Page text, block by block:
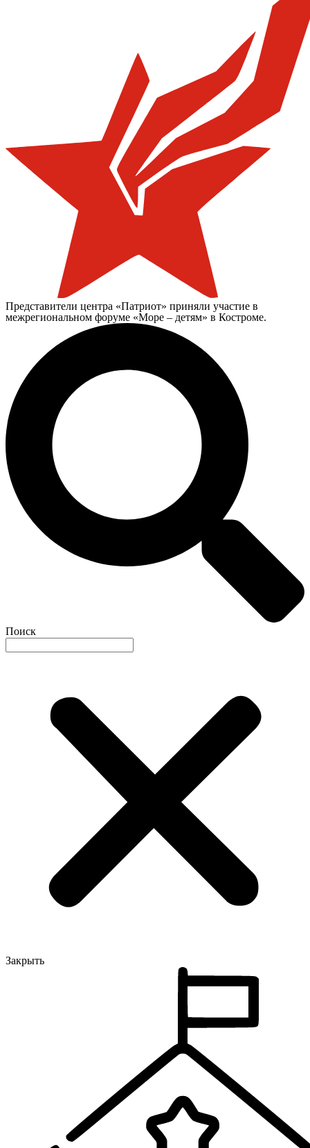
Представители центра «Патриот» приняли участие в
межрегиональном форуме «Море – детям» в Костроме.
Поиск
Закрыть